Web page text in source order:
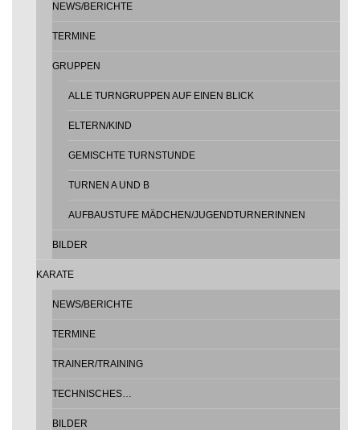
NEWS/BERICHTE
TERMINE
GRUPPEN
ALLE TURNGRUPPEN AUF EINEN BLICK
ELTERN/KIND
GEMISCHTE TURNSTUNDE
TURNEN A UND B
AUFBAUSTUFE MÄDCHEN/JUGENDTURNERINNEN
BILDER
KARATE
NEWS/BERICHTE
TERMINE
TRAINER/TRAINING
TECHNISCHES…
BILDER